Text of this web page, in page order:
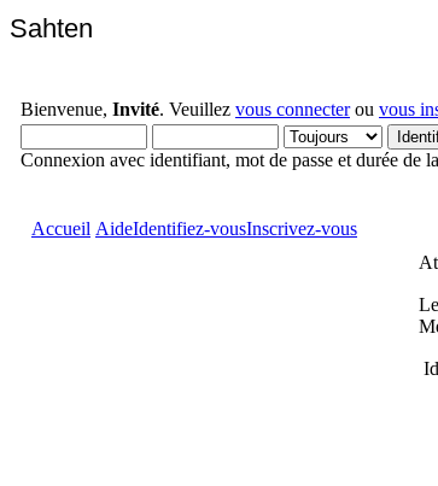
Sahten
Bienvenue, Invité. Veuillez vous connecterou vous
Connexion avec identifiant, mot de passe et durée de
Accueil AideIdentifiez-vousInscrivez-vous